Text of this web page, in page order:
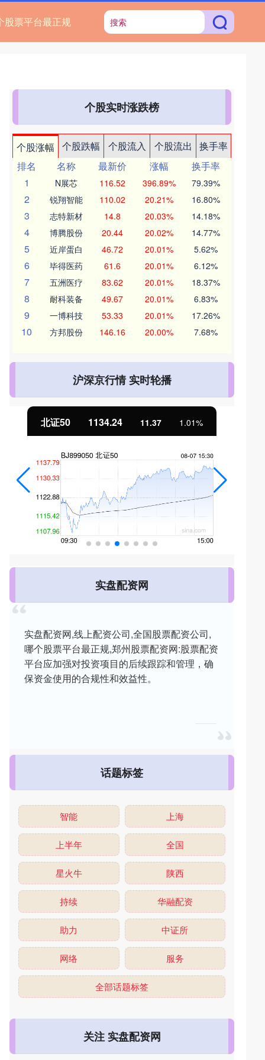
股票平台最正规
个股实时涨跌榜
个股涨幅 个股跌幅 个股流入 个股流出
换手率
排名
名称 最新价 涨幅
换手率
1
N展芯 116.52 396.89% 79.39%
2 锐翔智能 110.02 20.21% 16.80%
3 志特新材 14.8 20.03% 14.18%
4 博腾股份 20.44 20.02% 14.77%
5 近岸蛋白 46.72 20.01% 5.62%
6 毕得医药 61.6 20.01% 6.12%
7 五洲医疗 83.62 20.01% 18.37%
8 耐科装备 49.67 20.01% 6.83%
9 一博科技 53.33 20.01% 17.26%
10 方邦股份 146.16 20.00% 7.68%
沪深京行情 实时轮播
北证50 1134.24 11.37 1.01%
实盘配资网
实盘配资网,线上配资公司,全国股票配资公司,
哪个股票平台最正规,郑州股票配资网:股票配资
平台应加强对投资项目的后续跟踪和管理，确
保资金使用的合规性和效益性。
话题标签
智能 上海
上半年 全国
星火牛 陕西
持续 华融配资
助力 中证所
网络 服务
全部话题标签
关注 实盘配资网